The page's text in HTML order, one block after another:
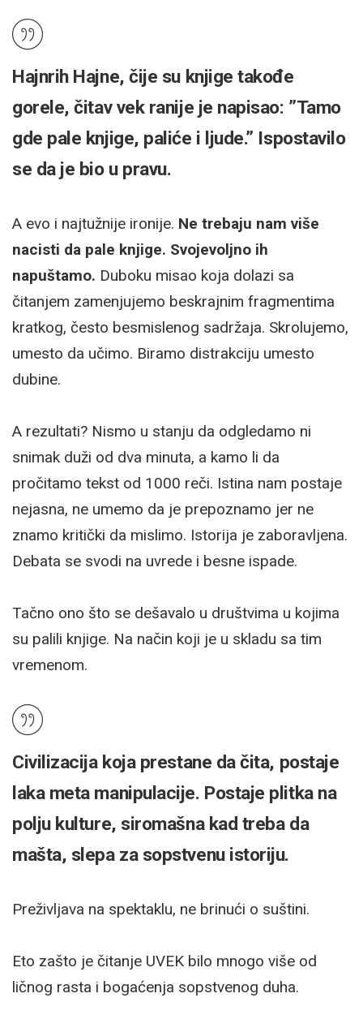
Hajnrih Hajne, čije su knjige takođe
gorele, čitav vek ranije je napisao: ”Tamo
gde pale knjige, paliće i ljude.” Ispostavilo
se da je bio u pravu.
A evo i najtužnije ironije. Ne trebaju nam više
nacisti da pale knjige. Svojevoljno ih
napuštamo. Duboku misao koja dolazi sa
čitanjem zamenjujemo beskrajnim fragmentima
kratkog, često besmislenog sadržaja. Skrolujemo,
umesto da učimo. Biramo distrakciju umesto
dubine.
A rezultati? Nismo u stanju da odgledamo ni
snimak duži od dva minuta, a kamo li da
pročitamo tekst od 1000 reči. Istina nam postaje
nejasna, ne umemo da je prepoznamo jer ne
znamo kritički da mislimo. Istorija je zaboravljena.
Debata se svodi na uvrede i besne ispade.
Tačno ono što se dešavalo u društvima u kojima
su palili knjige. Na način koji je u skladu sa tim
vremenom.
Civilizacija koja prestane da čita, postaje
laka meta manipulacije. Postaje plitka na
polju kulture, siromašna kad treba da
mašta, slepa za sopstvenu istoriju.
Preživljava na spektaklu, ne brinući o suštini.
Eto zašto je čitanje UVEK bilo mnogo više od
ličnog rasta i bogaćenja sopstvenog duha.